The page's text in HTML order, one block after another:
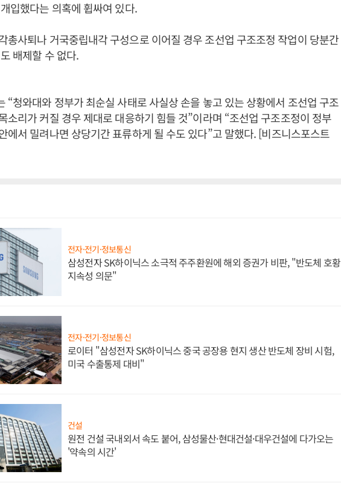
입했다는 의혹에 휩싸여 있다.
총사퇴나 거국중립내각 구성으로 이어질 경우 조선업 구조조정 작업이 당분간
배제할 수 없다.
“청와대와 정부가 최순실 사태로 사실상 손을 놓고 있는 상황에서 조선업 구조
소리가 커질 경우 제대로 대응하기 힘들 것”이라며 “조선업 구조조정이 정부
에서 밀려나면 상당기간 표류하게 될 수도 있다”고 말했다. [비즈니스포스트
전자·전기·정보통신
삼성전자 SK하이닉스 소극적 주주환원에 해외 증권가 비판, "반도체 호황
지속성 의문"
전자·전기·정보통신
로이터 "삼성전자 SK하이닉스 중국 공장용 현지 생산 반도체 장비 시험,
미국 수출통제 대비"
건설
원전 건설 국내외서 속도 붙어, 삼성물산·현대건설·대우건설에 다가오는
'약속의 시간'